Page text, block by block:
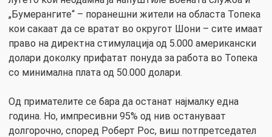
„Бумерангите“ – поранешни жители на областа Топека
кои сакаат да се вратат во округот Шони – сите имаат
право на директна стимулација од 5.000 американски
долари доколку прифатат понуда за работа во Топека
со минимална плата од 50.000 долари.
Од примателите се бара да останат најмалку една
година. Но, импресивни 95% од нив остануваат
долгорочно, според Роберт Рос, виш потпретседател